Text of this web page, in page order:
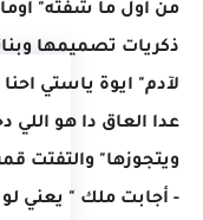
من أول ما شفته"
ذكريات تصميمها
لآدم" ايوة ياستي
عدا العاق دا هو
ويتجوزها" والتفتت
- أجابت ملك " يعني